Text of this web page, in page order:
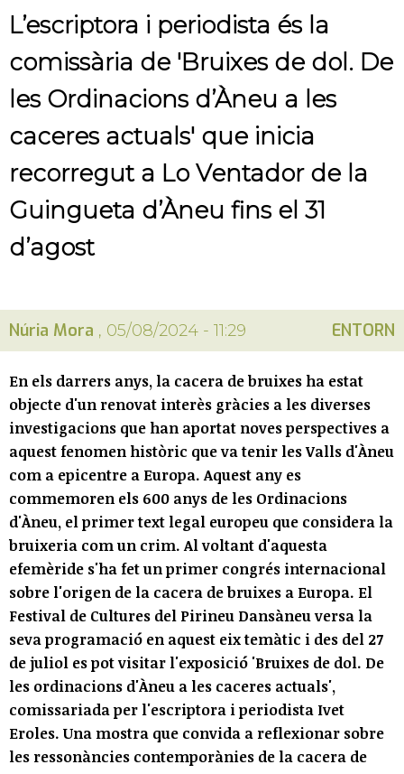
L’escriptora i periodista és la
comissària de 'Bruixes de dol. De
les Ordinacions d’Àneu a les
caceres actuals' que inicia
recorregut a Lo Ventador de la
Guingueta d’Àneu fins el 31
d’agost
Núria Mora , 05/08/2024 - 11:29 ENTORN
En els darrers anys, la cacera de bruixes ha estat
objecte d'un renovat interès gràcies a les diverses
investigacions que han aportat noves perspectives a
aquest fenomen històric que va tenir les Valls d'Àneu
com a epicentre a Europa. Aquest any es
commemoren els 600 anys de les Ordinacions
d'Àneu, el primer text legal europeu que considera la
bruixeria com un crim. Al voltant d'aquesta
efemèride s'ha fet un primer congrés internacional
sobre l'origen de la cacera de bruixes a Europa. El
Festival de Cultures del Pirineu Dansàneu versa la
seva programació en aquest eix temàtic i des del 27
de juliol es pot visitar l'exposició 'Bruixes de dol. De
les ordinacions d'Àneu a les caceres actuals',
comissariada per l'escriptora i periodista Ivet
Eroles. Una mostra que convida a reflexionar sobre
les ressonàncies contemporànies de la cacera de